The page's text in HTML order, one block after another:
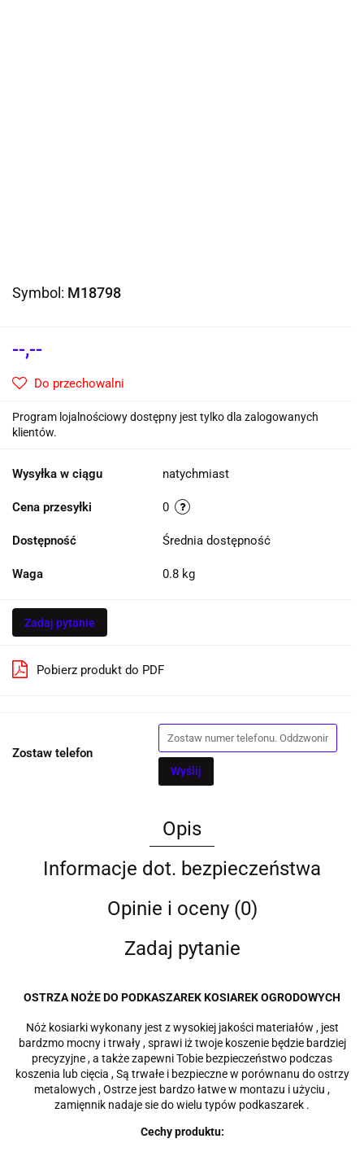
Symbol: M18798
--,--
Do przechowalni
Program lojalnościowy dostępny jest tylko dla zalogowanych
klientów.
Wysyłka w ciągu natychmiast
Cena przesyłki 0
Dostępność Średnia dostępność
Waga 0.8 kg
Zadaj pytanie
Pobierz produkt do PDF
Zostaw telefon
Wyślij
Opis
Informacje dot. bezpieczeństwa
Opinie i oceny (0)
Zadaj pytanie
OSTRZA NOŻE DO PODKASZAREK KOSIAREK OGRODOWYCH
Nóż kosiarki wykonany jest z wysokiej jakości materiałów , jest
bardzmo mocny i trwały , sprawi iż twoje koszenie będzie bardziej
precyzyjne , a także zapewni Tobie bezpieczeństwo podczas
koszenia lub cięcia , Są trwałe i bezpieczne w porównanu do ostrzy
metalowych , Ostrze jest bardzo łatwe w montazu i użyciu ,
zamięnnik nadaje sie do wielu typów podkaszarek .
Cechy produktu: